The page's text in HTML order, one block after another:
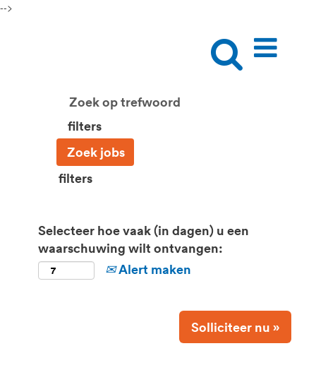
-->
filters
filters
Selecteer hoe vaak (in dagen) u een
waarschuwing wilt ontvangen:
Alert maken
Solliciteer nu »